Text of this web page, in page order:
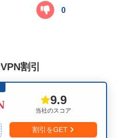
0
割引
当社のスコア
9.9
割引をGET